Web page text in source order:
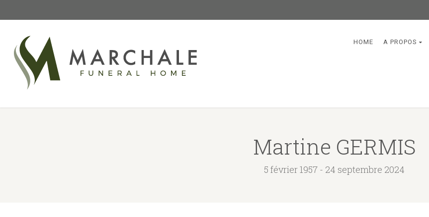
HOME A PROPOS
Martine GERMIS
5 février 1957 - 24 septembre 2024